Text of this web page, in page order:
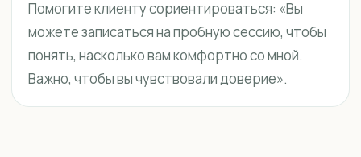
Помогите клиенту сориентироваться: «Вы
можете записаться на пробную сессию, чтобы
понять, насколько вам комфортно со мной.
Важно, чтобы вы чувствовали доверие».